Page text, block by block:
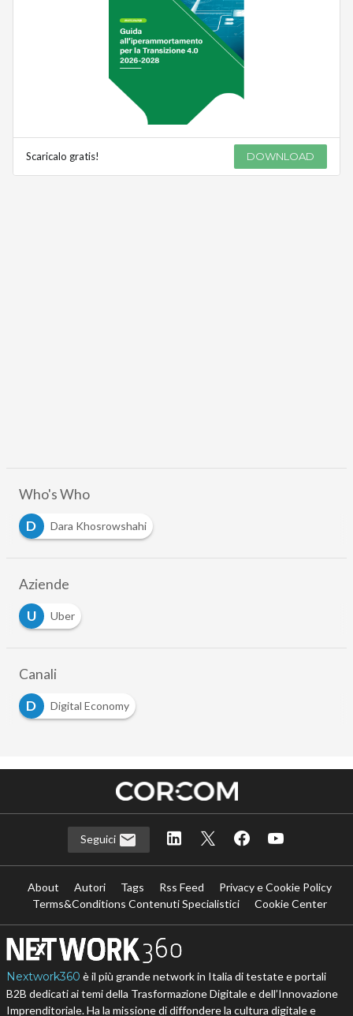
Scaricalo gratis! DOWNLOAD
Who's Who
D
Dara Khosrowshahi
Aziende
U
Uber
Canali
D
Digital Economy
Seguici
About Autori Tags Rss Feed
Privacy e Cookie Policy
Terms&Conditions Contenuti Specialistici
Cookie Center
Nextwork360 è il più grande network in Italia di testate e portali
B2B dedicati ai temi della Trasformazione Digitale e dell’Innovazione
Imprenditoriale. Ha la missione di diffondere la cultura digitale e